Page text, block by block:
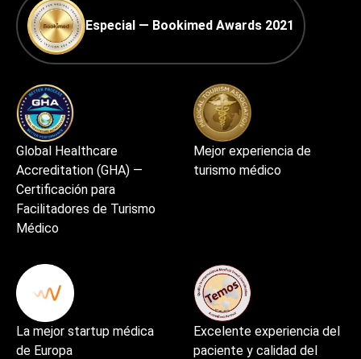
Especial — Bookimed Awards 2021
Global Healthcare
Accreditation (GHA) —
Certificación para
Facilitadores de Turismo
Médico
Mejor experiencia de
turismo médico
La mejor startup médica
de Europa
Excelente experiencia del
paciente y calidad del